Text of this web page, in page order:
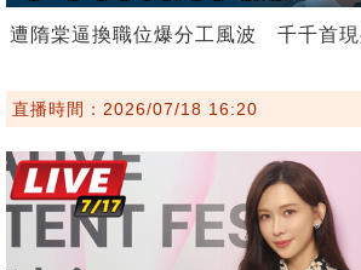
遭隋棠逼換職位爆分工風波 千千首現
直播時間：2026/07/18 16:20